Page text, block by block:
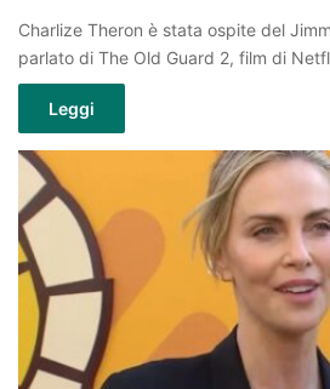
Charlize Theron è stata ospite del
parlato di The Old Guard 2, film di
Leggi